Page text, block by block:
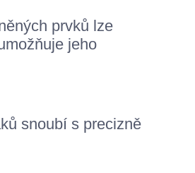
prvků lze
jeho
snoubí s precizně